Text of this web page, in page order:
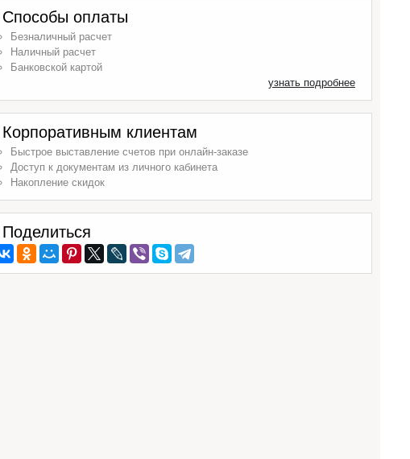
Способы оплаты
Безналичный расчет
Наличный расчет
Банковской картой
узнать подробнее
Корпоративным клиентам
Быстрое выставление счетов при онлайн-заказе
Доступ к документам из личного кабинета
Накопление скидок
Поделиться